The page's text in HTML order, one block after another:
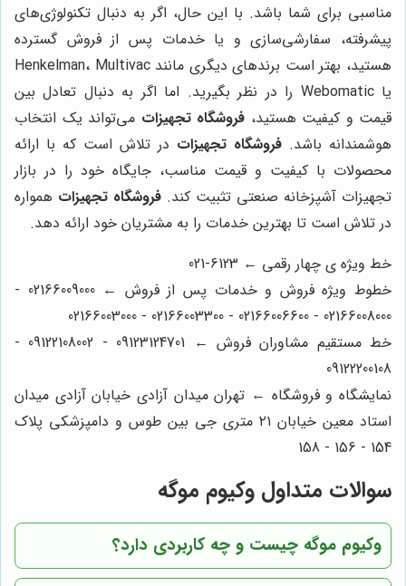
مناسبی برای شما باشد. با این حال، اگر به دنبال تکنولوژی‌های
پیشرفته، سفارشی‌سازی و یا خدمات پس از فروش گسترده
هستید، بهتر است برندهای دیگری مانند Henkelman، Multivac
یا Webomatic را در نظر بگیرید. اما اگر به دنبال تعادل بین
قیمت و کیفیت هستید، فروشگاه تجهیزات می‌تواند یک انتخاب
هوشمندانه باشد. فروشگاه تجهیزات در تلاش است که با ارائه
محصولات با کیفیت و قیمت مناسب، جایگاه خود را در بازار
تجهیزات آشپزخانه صنعتی تثبیت کند. فروشگاه تجهیزات همواره
در تلاش است تا بهترین خدمات را به مشتریان خود ارائه دهد.
خط ویژه ی چهار رقمی ← 6123-021
خطوط ویژه فروش و خدمات پس از فروش ← 02166009000 -
02166008000 - 02166006600 - 02166003300 - 02166003000
خط مستقیم مشاوران فروش ← 09123124701 - 09122108002 -
09122200108
نمایشگاه و فروشگاه ← تهران میدان آزادی خیابان آزادی میدان
استاد معین خیابان ۲۱ متری جی بین طوس و دامپزشکی پلاک
154 - 156 - 158
سوالات متداول وکیوم موگه
وکیوم موگه چیست و چه کاربردی دارد؟